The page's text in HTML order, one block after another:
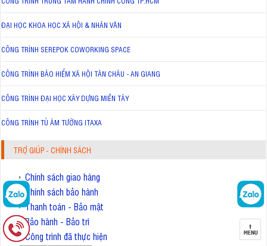
ĐẠI HỌC KHOA HỌC XÃ HỘI & NHÂN VĂN
CÔNG TRÌNH SEREPOK COWORKING SPACE
CÔNG TRÌNH BẢO HIỂM XÃ HỘI TÂN CHÂU - AN GIANG
CÔNG TRÌNH ĐẠI HỌC XÂY DỰNG MIỀN TÂY
CÔNG TRÌNH TỦ ÂM TƯỜNG ITAXA
TRỢ GIÚP - CHÍNH SÁCH
Chính sách giao hàng
Chính sách bảo hành
Thanh toán - Bảo mật
Bảo hành - Bảo trì
Công trình đã thực hiện